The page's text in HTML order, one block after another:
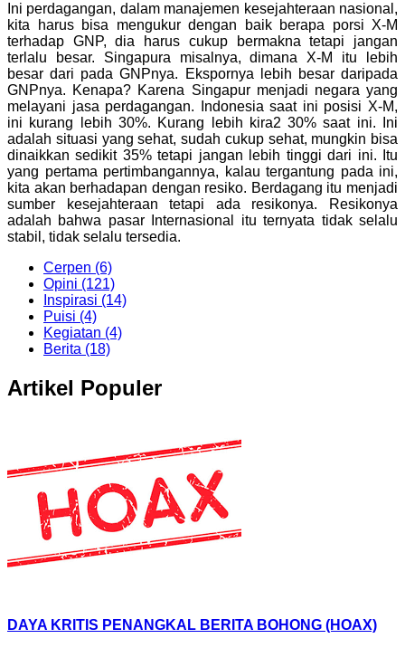
Ini perdagangan, dalam manajemen kesejahteraan nasional,
kita harus bisa mengukur dengan baik berapa porsi X-M
terhadap GNP, dia harus cukup bermakna tetapi jangan
terlalu besar. Singapura misalnya, dimana X-M itu lebih
besar dari pada GNPnya. Ekspornya lebih besar daripada
GNPnya. Kenapa? Karena Singapur menjadi negara yang
melayani jasa perdagangan. Indonesia saat ini posisi X-M,
ini kurang lebih 30%. Kurang lebih kira2 30% saat ini. Ini
adalah situasi yang sehat, sudah cukup sehat, mungkin bisa
dinaikkan sedikit 35% tetapi jangan lebih tinggi dari ini. Itu
yang pertama pertimbangannya, kalau tergantung pada ini,
kita akan berhadapan dengan resiko. Berdagang itu menjadi
sumber kesejahteraan tetapi ada resikonya. Resikonya
adalah bahwa pasar Internasional itu ternyata tidak selalu
stabil, tidak selalu tersedia.
Cerpen (6)
Opini (121)
Inspirasi (14)
Puisi (4)
Kegiatan (4)
Berita (18)
Artikel Populer
DAYA KRITIS PENANGKAL BERITA BOHONG (HOAX)